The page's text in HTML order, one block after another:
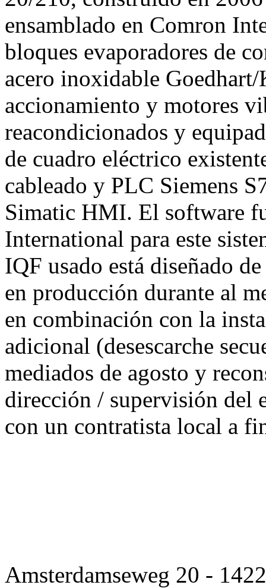
ensamblado en Comron
bloques evaporadores de
acero inoxidable
accionamiento y motores
reacondicionados y
de cuadro eléctrico
cableado y PLC Siemens
Simatic HMI. El software
International para este
IQF usado está diseñado
en producción durante al
en combinación con la
adicional (desescarche
mediados de agosto y
dirección / supervisión del
con un contratista local a
Amsterdamseweg 20 -